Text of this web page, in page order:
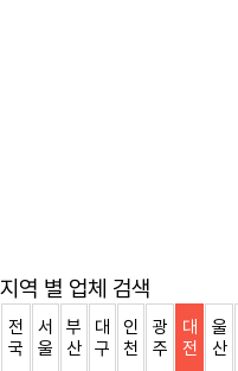
지역 별 업체 검색
전
국
서
울
부
산
대
구
인
천
광
주
대
전
울
산